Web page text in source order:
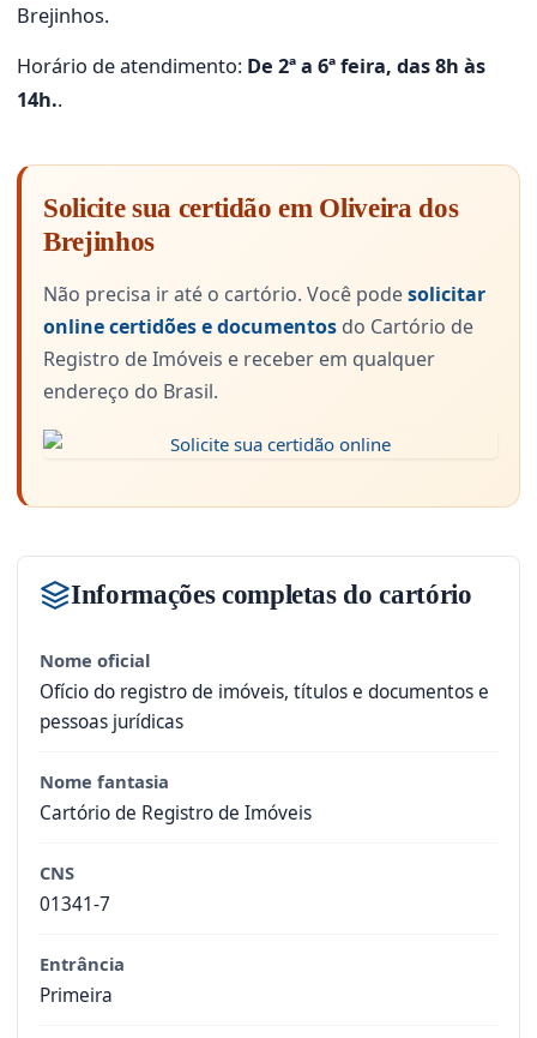
Brejinhos.
Horário de atendimento: De 2ª a 6ª feira, das 8h às
14h..
Solicite sua certidão em Oliveira dos
Brejinhos
Não precisa ir até o cartório. Você podesolicitar
online certidões e documentos do Cartório de
Registro de Imóveis e receber em qualquer
endereço do Brasil.
Informações completas do cartório
Nome oficial
Ofício do registro de imóveis, títulos e documentos e
pessoas jurídicas
Nome fantasia
Cartório de Registro de Imóveis
CNS
01341-7
Entrância
Primeira